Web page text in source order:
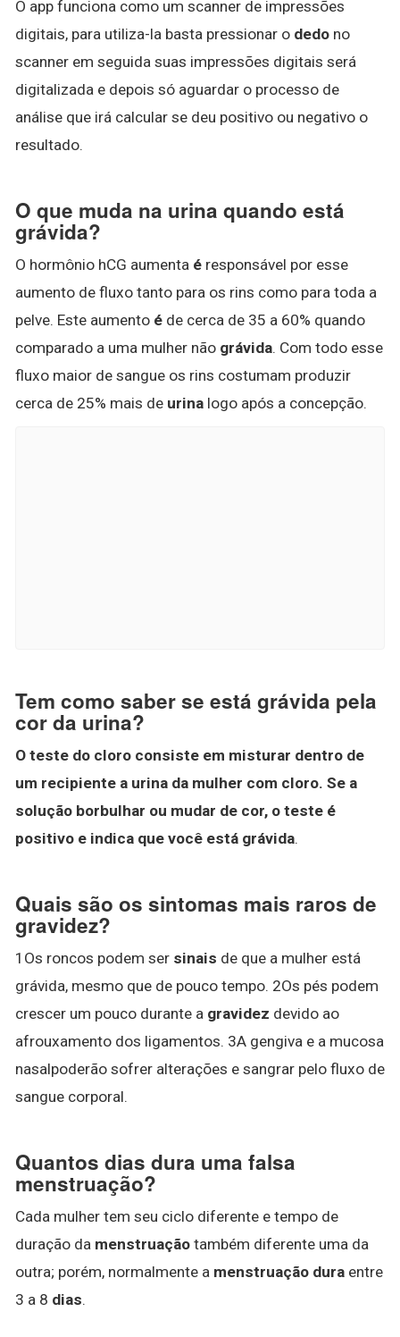
O app funciona como um scanner de impressões
digitais, para utiliza-la basta pressionar o dedo no
scanner em seguida suas impressões digitais será
digitalizada e depois só aguardar o processo de
análise que irá calcular se deu positivo ou negativo o
resultado.
O que muda na urina quando está
grávida?
O hormônio hCG aumenta é responsável por esse
aumento de fluxo tanto para os rins como para toda a
pelve. Este aumento é de cerca de 35 a 60% quando
comparado a uma mulher não grávida. Com todo esse
fluxo maior de sangue os rins costumam produzir
cerca de 25% mais de urina logo após a concepção.
Tem como saber se está grávida pela
cor da urina?
O teste do cloro consiste em misturar dentro de
um recipiente a urina da mulher com cloro. Se a
solução borbulhar ou mudar de cor, o teste é
positivo e indica que você está grávida.
Quais são os sintomas mais raros de
gravidez?
1Os roncos podem ser sinais de que a mulher está
grávida, mesmo que de pouco tempo. 2Os pés podem
crescer um pouco durante a gravidez devido ao
afrouxamento dos ligamentos. 3A gengiva e a mucosa
nasalpoderão sofrer alterações e sangrar pelo fluxo de
sangue corporal.
Quantos dias dura uma falsa
menstruação?
Cada mulher tem seu ciclo diferente e tempo de
duração da menstruação também diferente uma da
outra; porém, normalmente a menstruação dura entre
3 a 8 dias.